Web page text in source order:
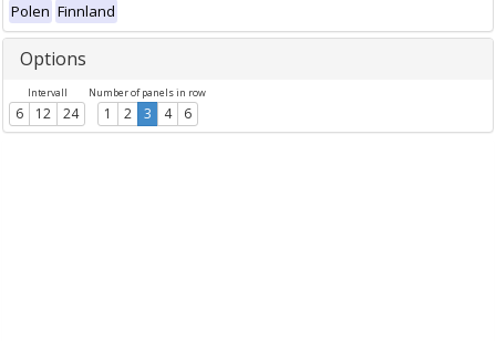
Polen Finnland
Options
Intervall
6 12 24
Number of panels in row
1 2 3 4 6